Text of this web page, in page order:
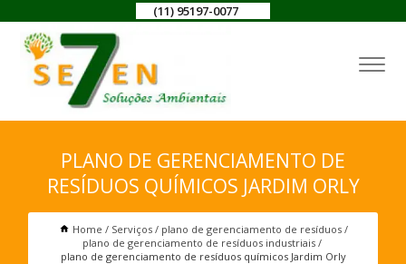
(11) 95197-0077
PLANO DE GERENCIAMENTO DE
RESÍDUOS QUÍMICOS JARDIM ORLY
Home Serviços
plano de gerenciamento de resíduos
plano de gerenciamento de resíduos industriais
plano de gerenciamento de resíduos químicos Jardim Orly